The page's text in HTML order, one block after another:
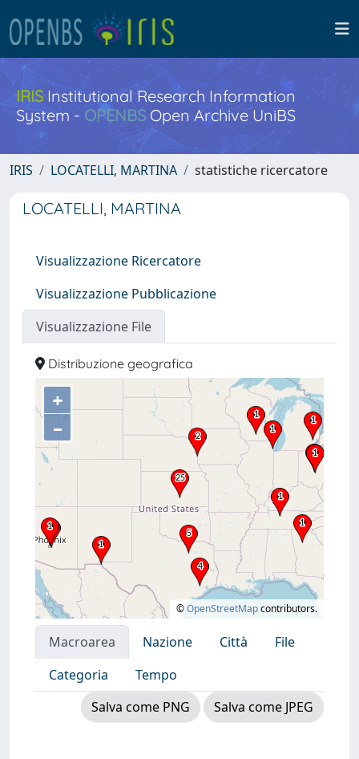
IRISInstitutional Research Information
System - OPENBS Open Archive UniBS
IRIS LOCATELLI, MARTINA statistiche ricercatore
LOCATELLI, MARTINA
Visualizzazione Ricercatore
Visualizzazione Pubblicazione
Visualizzazione File
Distribuzione geografica
+
–
©OpenStreetMapcontributors.
Macroarea Nazione Città
File
Categoria
Tempo
Salva come PNG
Salva come JPEG